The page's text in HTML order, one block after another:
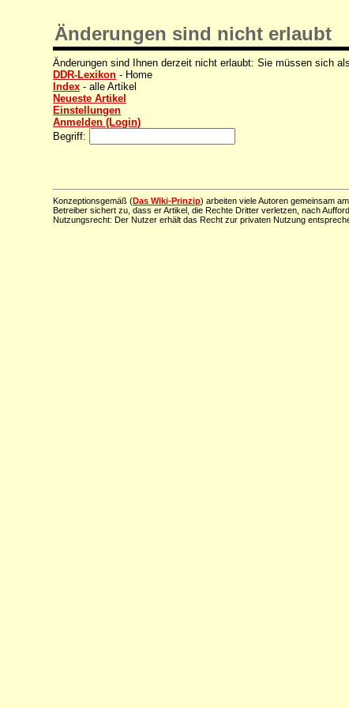
Änderungen sind nicht erlaubt
Änderungen sind Ihnen derzeit nicht erlaubt: Sie müssen sich
DDR-Lexikon - Home
Index - alle Artikel
Neueste Artikel
Einstellungen
Anmelden (Login)
Begriff:
Konzeptionsgemäß (Das Wiki-Prinzip) arbeiten viele Autoren gemeinsam
Betreiber sichert zu, dass er Artikel, die Rechte Dritter verletzen, nach
Nutzungsrecht: Der Nutzer erhält das Recht zur privaten Nutzung